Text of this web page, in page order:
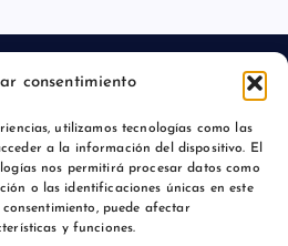
consentimiento
utilizamos tecnologías como las
a la información del dispositivo. El
nos permitirá procesar datos como
o las identificaciones únicas en este
puede afectar
y funciones.